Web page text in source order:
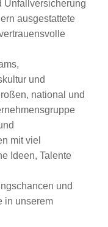
Unfallversicherung
ausgestattete
und
national und
mit viel
Ideen, Talente
und
in unserem